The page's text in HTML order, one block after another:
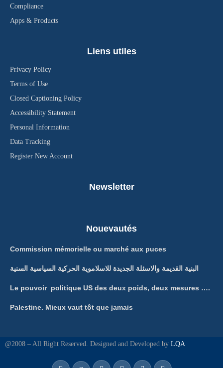
Compliance
Apps & Products
Liens utiles
Privacy Policy
Terms of Use
Closed Captioning Policy
Accessibility Statement
Personal Information
Data Tracking
Register New Account
Newsletter
Nouevautés
Commission mémorielle ou marché aux puces
البنية القديمة والاسئلة الجديدة للاسلاموية الحركية السياسية السنية
Le pouvoir politique US des deux poids, deux mesures ….
Palestine. Mieux vaut tôt que jamais
@2008 – All Right Reserved. Designed and Developed by LQA